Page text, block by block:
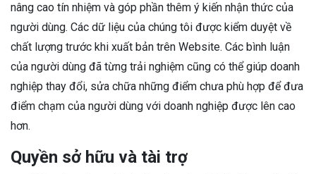
nâng cao tín nhiệm và góp phần thêm ý kiến nhận thức của
người dùng. Các dữ liệu của chúng tôi được kiểm duyệt về
chất lượng trước khi xuất bản trên Website. Các bình luận
của người dùng đã từng trải nghiệm cũng có thể giúp doanh
nghiệp thay đổi, sửa chữa những điểm chưa phù hợp để đưa
điểm chạm của người dùng với doanh nghiệp được lên cao
hơn.
Quyền sở hữu và tài trợ